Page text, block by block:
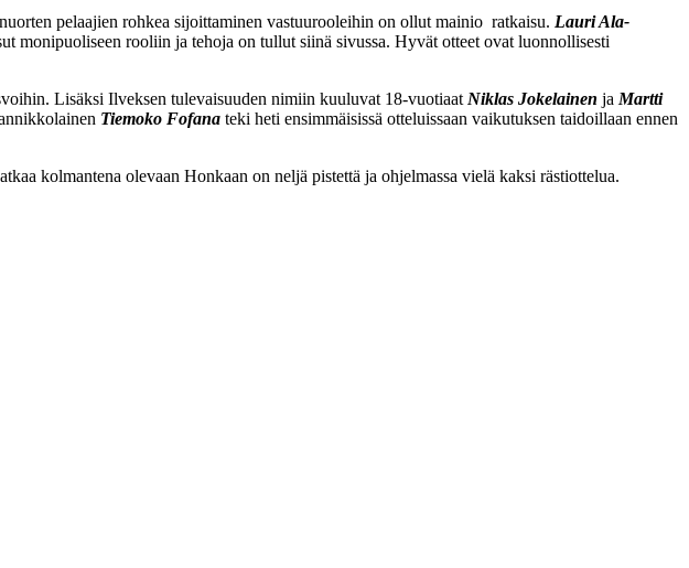
pelaajien rohkea sijoittaminen vastuurooleihin on ollut mainio ratkaisu. Lauri Ala-
monipuoliseen rooliin ja tehoja on tullut siinä sivussa. Hyvät otteet ovat luonnollisesti
Lisäksi Ilveksen tulevaisuuden nimiin kuuluvat 18-vuotiaat Niklas Jokelainen ja Martti
Tiemoko Fofana teki heti ensimmäisissä otteluissaan vaikutuksen taidoillaan ennen
kolmantena olevaan Honkaan on neljä pistettä ja ohjelmassa vielä kaksi rästiottelua.